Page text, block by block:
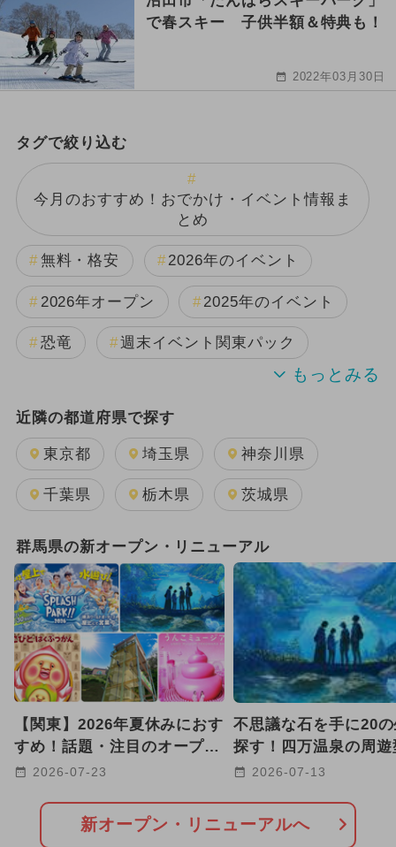
で春スキー 子供半額＆特典も！
2022年03月30日
タグで絞り込む
今月のおすすめ！おでかけ・イベント情報ま
とめ
無料・格安 2026年のイベント
2026年オープン 2025年のイベント
恐竜 週末イベント関東パック
2024年のイベント
2025年11月のイベント
2026年8月のイベント
2025年10月のイベント
GW(ゴールデンウィーク) 日帰り
グルメフェス 2025年9月のイベント
2024年7月のイベント
2026年2月のイベント
2026年3月のイベント
都民の日・県民の日・市民の日
近隣の都道府県で探す
東京都 埼玉県 神奈川県
千葉県 栃木県 茨城県
群馬県の新オープン・リニューアル
【関東】2026年夏休みにおす
すめ！話題・注目のオープン
リニューアルスポット22選
2026-07-23
不思議な石を手に20
探す！四万温泉の周遊
タルアート体験が新登
2026-07-13
新オープン・リニューアルへ